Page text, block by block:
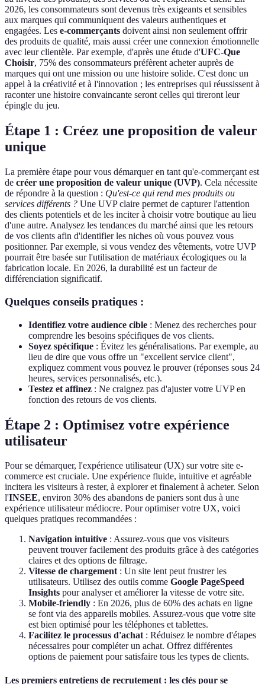
2026, les consommateurs sont devenus très exigeants et sensibles
aux marques qui communiquent des valeurs authentiques et
engagées. Les e-commerçants doivent ainsi non seulement offrir
des produits de qualité, mais aussi créer une connexion émotionnelle
avec leur clientèle. Par exemple, d'après une étude d'UFC-Que
Choisir, 75% des consommateurs préfèrent acheter auprès de
marques qui ont une mission ou une histoire solide. C'est donc un
appel à la créativité et à l'innovation ; les entreprises qui réussissent à
raconter une histoire convaincante seront celles qui tireront leur
épingle du jeu.
Étape 1 : Créez une proposition de valeur
unique
La première étape pour vous démarquer en tant qu'e-commerçant est
de créer une proposition de valeur unique (UVP). Cela nécessite
de répondre à la question : Qu'est-ce qui rend mes produits ou
services différents ? Une UVP claire permet de capturer l'attention
des clients potentiels et de les inciter à choisir votre boutique au lieu
d'une autre. Analysez les tendances du marché ainsi que les retours
de vos clients afin d'identifier les niches où vous pouvez vous
positionner. Par exemple, si vous vendez des vêtements, votre UVP
pourrait être basée sur l'utilisation de matériaux écologiques ou la
fabrication locale. En 2026, la durabilité est un facteur de
différenciation significatif.
Quelques conseils pratiques :
Identifiez votre audience cible : Menez des recherches pour
comprendre les besoins spécifiques de vos clients.
Soyez spécifique : Évitez les généralisations. Par exemple, au
lieu de dire que vous offre un "excellent service client",
expliquez comment vous pouvez le prouver (réponses sous 24
heures, services personnalisés, etc.).
Testez et affinez : Ne craignez pas d'ajuster votre UVP en
fonction des retours de vos clients.
Étape 2 : Optimisez votre expérience
utilisateur
Pour se démarquer, l'expérience utilisateur (UX) sur votre site e-
commerce est cruciale. Une expérience fluide, intuitive et agréable
incitera les visiteurs à rester, à explorer et finalement à acheter. Selon
l'INSEE, environ 30% des abandons de paniers sont dus à une
expérience utilisateur médiocre. Pour optimiser votre UX, voici
quelques pratiques recommandées :
Navigation intuitive : Assurez-vous que vos visiteurs
peuvent trouver facilement des produits grâce à des catégories
claires et des options de filtrage.
Vitesse de chargement: Un site lent peut frustrer les
utilisateurs. Utilisez des outils comme Google PageSpeed
Insights pour analyser et améliorer la vitesse de votre site.
Mobile-friendly : En 2026, plus de 60% des achats en ligne
se font via des appareils mobiles. Assurez-vous que votre site
est bien optimisé pour les téléphones et tablettes.
Facilitez le processus d'achat: Réduisez le nombre d'étapes
nécessaires pour compléter un achat. Offrez différentes
options de paiement pour satisfaire tous les types de clients.
Les premiers entretiens de recrutement : les clés pour se